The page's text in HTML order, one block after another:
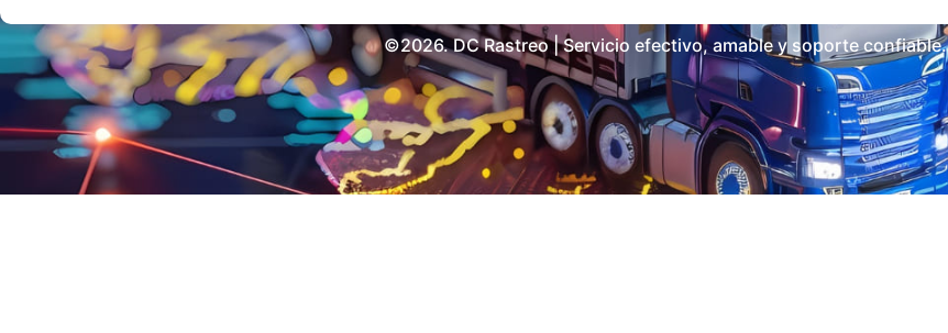
©2026. DC Rastreo | Servicio efectivo, amable y soporte confiable.